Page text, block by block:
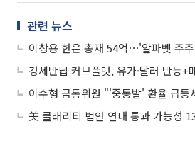
관련 뉴스
강세반납 커브플랫, 유가·달러 반등+